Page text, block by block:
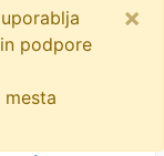
vlaknine
podpore
×